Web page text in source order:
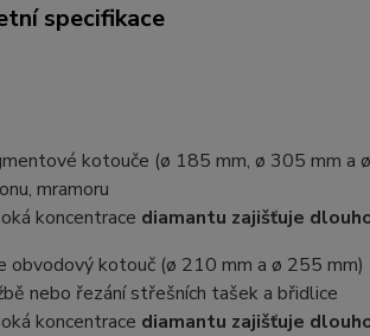
specifikace
kotouče (ø 185 mm, ø 305 mm a
mramoru
koncentrace diamantu zajišťuje
obvodový kotouč (ø 210 mm a ø 255
nebo řezání střešních tašek a břidlice
koncentrace diamantu zajišťuje